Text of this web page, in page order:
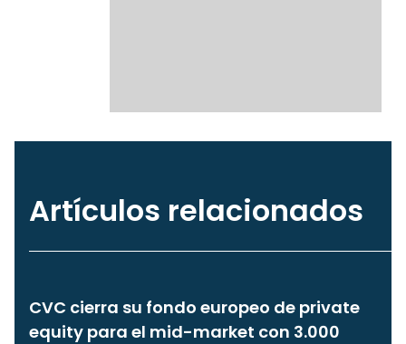
Artículos relacionados
CVC cierra su fondo europeo de private
equity para el mid-market con 3.000